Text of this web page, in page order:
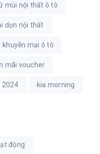
mùi nội thất ô tô
dọn nội thất
khuyễn mại ô tô
mãi voucher
2024 kia morning
động